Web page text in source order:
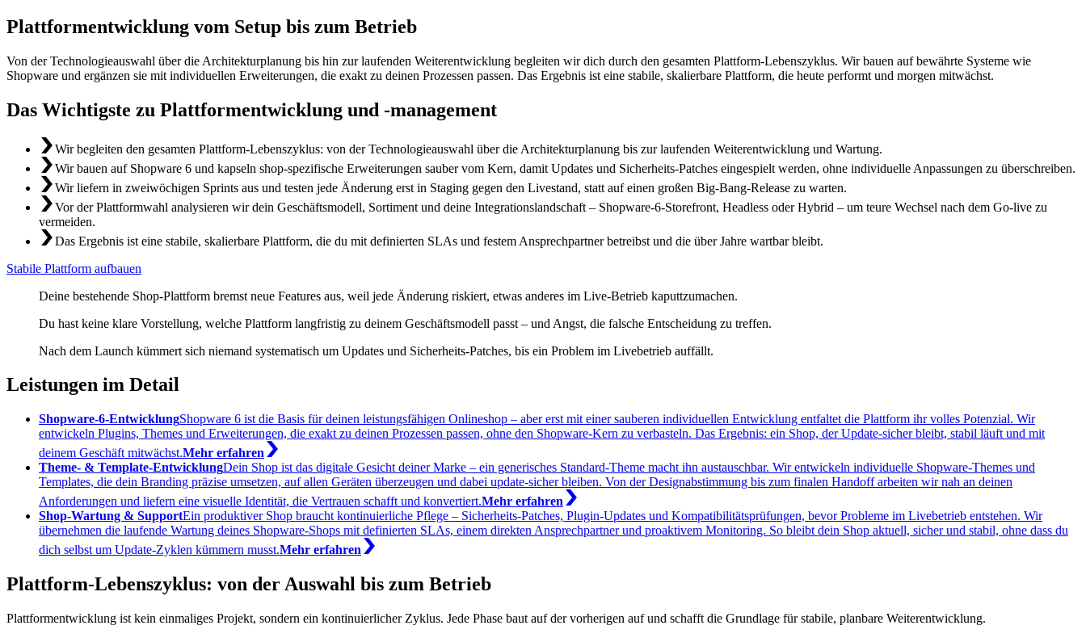
Plattformentwicklung vom Setup bis zum Betrieb
Von der Technologieauswahl über die Architekturplanung bis hin zur laufenden Weiterentwicklung begleiten wir dich durch den gesamten Plattform-Lebenszyklus. Wir bauen auf bewährte Systeme wie
Shopware und ergänzen sie mit individuellen Erweiterungen, die exakt zu deinen Prozessen passen. Das Ergebnis ist eine stabile, skalierbare Plattform, die heute performt und morgen mitwächst.
Das Wichtigste zu Plattformentwicklung und -management
Wir begleiten den gesamten Plattform-Lebenszyklus: von der Technologieauswahl über die Architekturplanung bis zur laufenden Weiterentwicklung und Wartung.
Wir bauen auf Shopware 6 und kapseln shop-spezifische Erweiterungen sauber vom Kern, damit Updates und Sicherheits-Patches eingespielt werden, ohne individuelle Anpassungen zu überschreiben.
Wir liefern in zweiwöchigen Sprints aus und testen jede Änderung erst in Staging gegen den Livestand, statt auf einen großen Big-Bang-Release zu warten.
Vor der Plattformwahl analysieren wir dein Geschäftsmodell, Sortiment und deine Integrationslandschaft – Shopware-6-Storefront, Headless oder Hybrid – um teure Wechsel nach dem Go-live zu
vermeiden.
Das Ergebnis ist eine stabile, skalierbare Plattform, die du mit definierten SLAs und festem Ansprechpartner betreibst und die über Jahre wartbar bleibt.
Stabile Plattform aufbauen
Deine bestehende Shop-Plattform bremst neue Features aus, weil jede Änderung riskiert, etwas anderes im Live-Betrieb kaputtzumachen.
Du hast keine klare Vorstellung, welche Plattform langfristig zu deinem Geschäftsmodell passt – und Angst, die falsche Entscheidung zu treffen.
Nach dem Launch kümmert sich niemand systematisch um Updates und Sicherheits-Patches, bis ein Problem im Livebetrieb auffällt.
Leistungen im Detail
Shopware-6-EntwicklungShopware 6 ist die Basis für deinen leistungsfähigen Onlineshop – aber erst mit einer sauberen individuellen Entwicklung entfaltet die Plattform ihr volles Potenzial. Wir
entwickeln Plugins, Themes und Erweiterungen, die exakt zu deinen Prozessen passen, ohne den Shopware-Kern zu verbasteln. Das Ergebnis: ein Shop, der Update-sicher bleibt, stabil läuft und mit
deinem Geschäft mitwächst.Mehr erfahren
Theme- & Template-EntwicklungDein Shop ist das digitale Gesicht deiner Marke – ein generisches Standard-Theme macht ihn austauschbar. Wir entwickeln individuelle Shopware-Themes und
Templates, die dein Branding präzise umsetzen, auf allen Geräten überzeugen und dabei update-sicher bleiben. Von der Designabstimmung bis zum finalen Handoff arbeiten wir nah an deinen
Anforderungen und liefern eine visuelle Identität, die Vertrauen schafft und konvertiert.Mehr erfahren
Shop-Wartung & SupportEin produktiver Shop braucht kontinuierliche Pflege – Sicherheits-Patches, Plugin-Updates und Kompatibilitätsprüfungen, bevor Probleme im Livebetrieb entstehen. Wir
übernehmen die laufende Wartung deines Shopware-Shops mit definierten SLAs, einem direkten Ansprechpartner und proaktivem Monitoring. So bleibt dein Shop aktuell, sicher und stabil, ohne dass du
dich selbst um Update-Zyklen kümmern musst.Mehr erfahren
Plattform-Lebenszyklus: von der Auswahl bis zum Betrieb
Plattformentwicklung ist kein einmaliges Projekt, sondern ein kontinuierlicher Zyklus. Jede Phase baut auf der vorherigen auf und schafft die Grundlage für stabile, planbare Weiterentwicklung.